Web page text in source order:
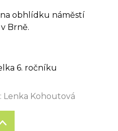
obhlídku náměstí
Brně.
6. ročníku
Lenka Kohoutová